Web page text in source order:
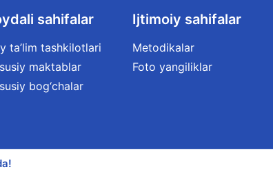
sahifalar
ta’lim tashkilotlari
maktablar
bog‘chalar
Ijtimoiy sahifalar
Metodikalar
Foto yangiliklar